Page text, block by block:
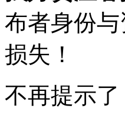
布者身份
损失！
不再提示了